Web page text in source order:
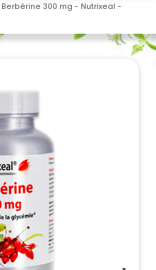
Berbérine 300 mg - Nutrixeal -